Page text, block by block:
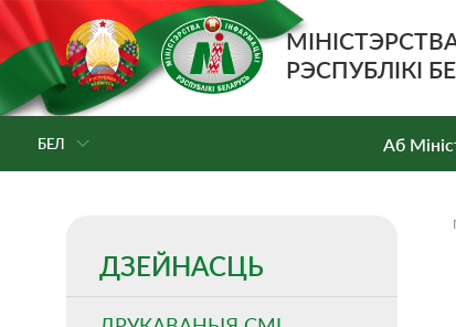
РЭСПУБЛІКІ
БЕЛ Аб
ДЗЕЙНАСЦЬ